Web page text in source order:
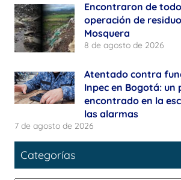
Encontraron de
operación de
Mosquera
8 de agosto de 2026
Atentado contra
Inpec en Bogotá:
encontrado en la
las alarmas
7 de agosto de 2026
Categorías